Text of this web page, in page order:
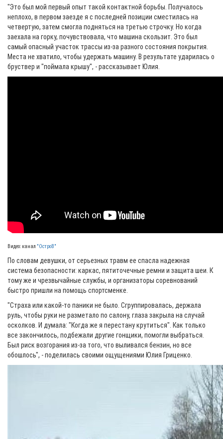
"Это был мой первый опыт такой контактной борьбы. Получалось
неплохо, в первом заезде я с последней позиции сместилась на
четвертую, затем смогла подняться на третью строчку. Но когда
заехала на горку, почувствовала, что машина скользит. Это был
самый опасный участок трассы из-за разного состояния покрытия.
Места не хватило, чтобы удержать машину. В результате ударилась о
бруствер и "поймала крышу", - рассказывает Юлия.
Видео: канал "ОстроВ"
По словам девушки, от серьезных травм ее спасла надежная
система безопасности: каркас, пятиточечные ремни и защита шеи. К
тому же и чрезвычайные службы, и организаторы соревнований
быстро пришли на помощь спортсменке.
"Страха или какой-то паники не было. Сгруппировалась, держала
руль, чтобы руки не разметало по салону, глаза закрыла на случай
осколков. И думала: "Когда же я перестану крутиться". Как только
все закончилось, подбежали другие гонщики, помогли выбраться.
Был риск возгорания из-за того, что выливался бензин, но все
обошлось", - поделилась своими ощущениями Юлия Гриценко.